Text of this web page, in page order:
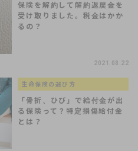
保険を解約して解約返戻金を
受け取りました。税金はかか
るの？
2021.08.22
生命保険の選び方
「骨折、ひび」で給付金が出
る保険って？特定損傷給付金
とは？